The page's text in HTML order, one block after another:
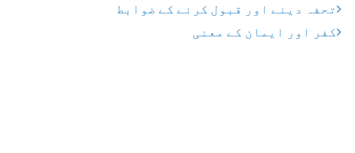
تحفہ دینے اور قبول کرنے کے ضوابط
کفر اور ایمان کے معنی